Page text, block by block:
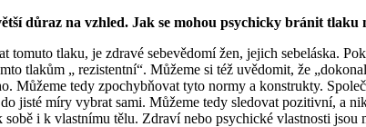
důraz na vzhled. Jak se mohou psychicky bránit tlaku
tomuto tlaku, je zdravé sebevědomí žen, jejich sebeláska.
tlakům „ rezistentní“. Můžeme si též uvědomit, že
Můžeme tedy zpochybňovat tyto normy a konstrukty.
jisté míry vybrat sami. Můžeme tedy sledovat pozitivní,
sobě i k vlastnímu tělu. Zdraví nebo psychické vlastnosti